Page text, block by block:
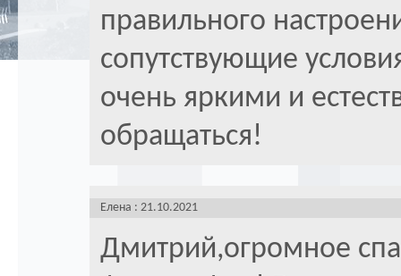
правильного
сопутствующие
очень яркими и
обращаться!
Елена : 21.10.2021
Дмитрий,огромное